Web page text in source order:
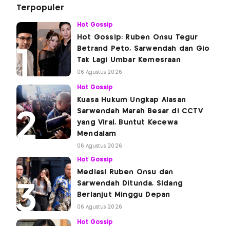
Terpopuler
Hot Gossip
Hot Gossip: Ruben Onsu Tegur
Betrand Peto, Sarwendah dan Gio
Tak Lagi Umbar Kemesraan
06 Agustus 2026
Hot Gossip
Kuasa Hukum Ungkap Alasan
Sarwendah Marah Besar di CCTV
yang Viral, Buntut Kecewa
Mendalam
06 Agustus 2026
Hot Gossip
Mediasi Ruben Onsu dan
Sarwendah Ditunda, Sidang
Berlanjut Minggu Depan
06 Agustus 2026
Hot Gossip